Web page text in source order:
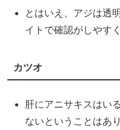
とはいえ、アジは透
イトで確認がしやす
カツオ
肝にアニサキスはい
ないということはあ